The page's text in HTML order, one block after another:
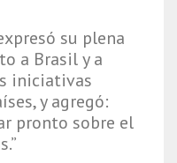
su plena
a Brasil y a
iniciativas
y agregó:
pronto sobre el